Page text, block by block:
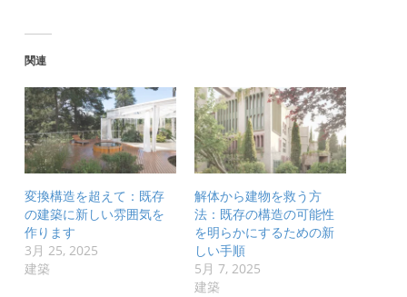
関連
変換構造を超えて：既存
の建築に新しい雰囲気を
作ります
3月 25, 2025
建築
解体から建物を救う方
法：既存の構造の可能性
を明らかにするための新
しい手順
5月 7, 2025
建築